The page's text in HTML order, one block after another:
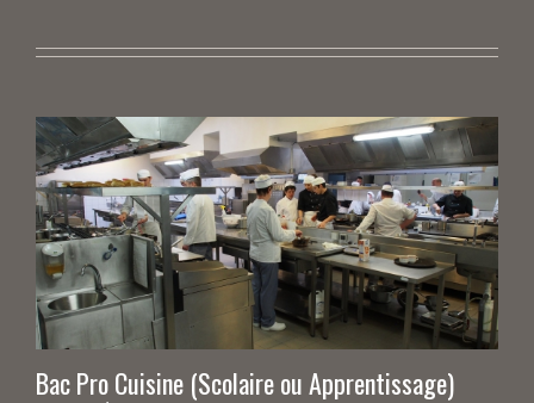
Bac Pro Cuisine (Scolaire ou Apprentissage)